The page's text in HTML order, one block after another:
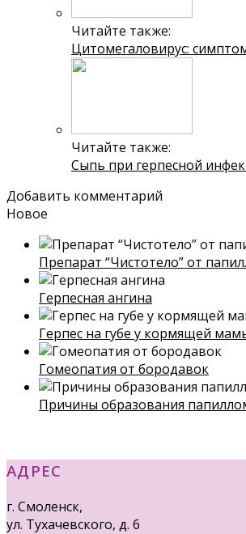
Читайте также:
Цитомегаловирус:
Читайте также:
Сыпь при герпесной
Добавить комментарий
Новое
Препарат “Чистотело” от
Герпесная ангина
Герпес на губе у кормящей
Гомеопатия от бородавок
Причины образования
АДРЕС
г. Смоленск,
ул. Тухачевского, д. 6